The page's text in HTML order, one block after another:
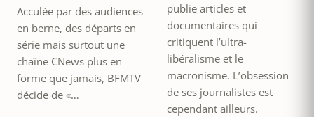
Acculée par des audiences
en berne, des départs en
série mais surtout une
chaîne CNews plus en
forme que jamais, BFMTV
décide de «…
publie articles et
documentaires qui
critiquent l’ultra-
libéralisme et le
macronisme. L’obsession
de ses journalistes est
cependant ailleurs.